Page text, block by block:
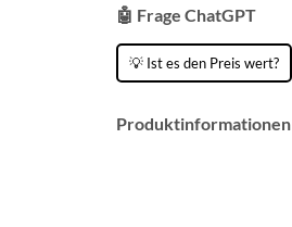
🤖 Frage ChatGPT
💡 Ist es den Preis wert?
Produktinformationen